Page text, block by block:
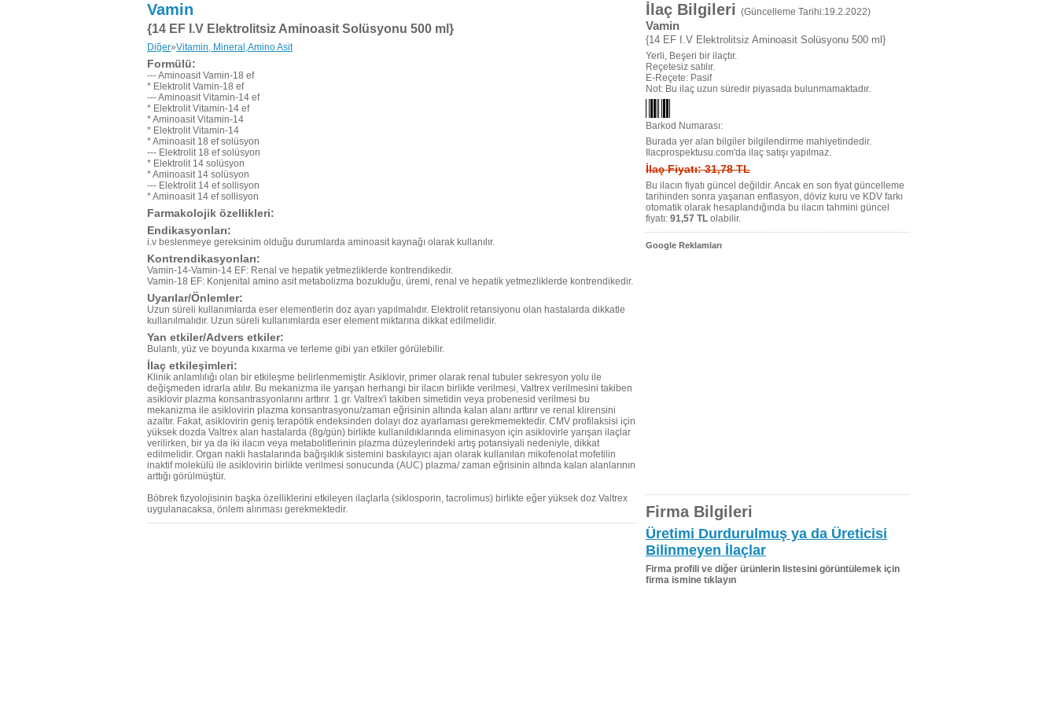
Vamin
{14 EF I.V Elektrolitsiz Aminoasit Solüsyonu 500 ml}
Diğer»Vitamin, Mineral,Amino Asit
Formülü:
--- Aminoasit Vamin-18 ef
* Elektrolit Vamin-18 ef
--- Aminoasit Vitamin-14 ef
* Elektrolit Vitamin-14 ef
* Aminoasit Vitamin-14
* Elektrolit Vitamin-14
* Aminoasit 18 ef solüsyon
--- Elektrolit 18 ef solüsyon
* Elektrolit 14 solüsyon
* Aminoasit 14 solüsyon
--- Elektrolit 14 ef sollisyon
* Aminoasit 14 ef sollisyon
Farmakolojik özellikleri:
Endikasyonları:
i.v beslenmeye gereksinim olduğu durumlarda aminoasit kaynağı olarak kullanılır.
Kontrendikasyonları:
Vamin-14-Vamin-14 EF: Renal ve hepatik yetmezliklerde kontrendikedir.
Vamin-18 EF: Konjenital amino asit metabolizma bozukluğu, üremi, renal ve hepatik yetmezliklerde kontrendikedir.
Uyarılar/Önlemler:
Uzun süreli kullanımlarda eser elementlerin doz ayarı yapılmalıdır. Elektrolit retansiyonu olan hastalarda dikkatle
kullanılmalıdır. Uzun süreli kullanımlarda eser element miktarına dikkat edilmelidir.
Yan etkiler/Advers etkiler:
Bulantı, yüz ve boyunda kıxarma ve terleme gibi yan etkiler görülebilir.
İlaç etkileşimleri:
Klinik anlamlılığı olan bir etkileşme belirlenmemiştir. Asiklovir, primer olarak renal tubuler sekresyon yolu ile
değişmeden idrarla atılır. Bu mekanizma ile yarışan herhangi bir ilacın birlikte verilmesi, Valtrex verilmesini takiben
asiklovir plazma konsantrasyonlarını arttırır. 1 gr. Valtrex'i takiben simetidin veya probenesid verilmesi bu
mekanizma ile asiklovirin plazma konsantrasyonu/zaman eğrisinin altında kalan alanı arttırır ve renal klirensini
azaltır. Fakat, asiklovirin geniş terapötik endeksinden dolayı doz ayarlaması gerekmemektedir. CMV profilaksisi için
yüksek dozda Valtrex alan hastalarda (8g/gün) birlikte kullanıldıklarında eliminasyon için asiklovirle yarışan ilaçlar
verilirken, bir ya da iki ilacın veya metabolitlerinin plazma düzeylerindeki artış potansiyali nedeniyle, dikkat
edilmelidir. Organ nakli hastalarında bağışıklık sistemini baskılayıcı ajan olarak kullanılan mikofenolat mofetilin
inaktif molekülü ile asiklovirin birlikte verilmesi sonucunda (AUC) plazma/ zaman eğrisinin altında kalan alanlarının
arttığı görülmüştür.
Böbrek fizyolojisinin başka özelliklerini etkileyen ilaçlarla (siklosporin, tacrolimus) birlikte eğer yüksek doz Valtrex
uygulanacaksa, önlem alınması gerekmektedir.
İlaç Bilgileri (Güncelleme Tarihi:19.2.2022)
Vamin
{14 EF I.V Elektrolitsiz Aminoasit Solüsyonu 500 ml}
Yerli, Beşeri bir ilaçtır.
Reçetesiz satılır.
E-Reçete: Pasif
Not: Bu ilaç uzun süredir piyasada bulunmamaktadır.
Barkod Numarası:
Burada yer alan bilgiler bilgilendirme mahiyetindedir.
Ilacprospektusu.com'da ilaç satışı yapılmaz.
İlaç Fiyatı: 31,78 TL
Bu ilacın fiyatı güncel değildir. Ancak en son fiyat güncelleme
tarihinden sonra yaşanan enflasyon, döviz kuru ve KDV farkı
otomatik olarak hesaplandığında bu ilacın tahmini güncel
fiyatı: 91,57 TL olabilir.
Google Reklamları
Firma Bilgileri
Üretimi Durdurulmuş ya da Üreticisi
Bilinmeyen İlaçlar
Firma profili ve diğer ürünlerin listesini görüntülemek için
firma ismine tıklayın